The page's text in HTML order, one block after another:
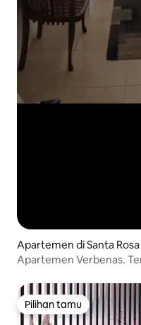
Apartemen di Santa Rosa
Apartemen Verbenas.
Pilihan tamu
Pilihan tamu